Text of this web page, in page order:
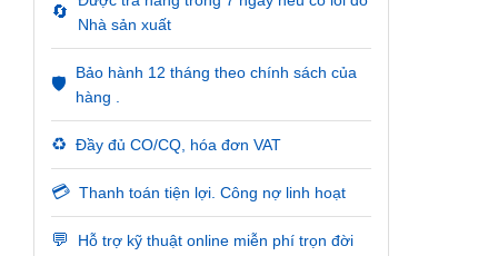
🔄
Nhà sản xuất
🛡️
Bảo hành 12 tháng theo chính sách của
hàng .
♻️ Đầy đủ CO/CQ, hóa đơn VAT
💳 Thanh toán tiện lợi. Công nợ linh hoạt
💬 Hỗ trợ kỹ thuật online miễn phí trọn đời